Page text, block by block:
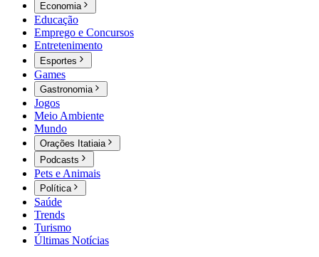
Economia
Educação
Emprego e Concursos
Entretenimento
Esportes
Games
Gastronomia
Jogos
Meio Ambiente
Mundo
Orações Itatiaia
Podcasts
Pets e Animais
Política
Saúde
Trends
Turismo
Últimas Notícias